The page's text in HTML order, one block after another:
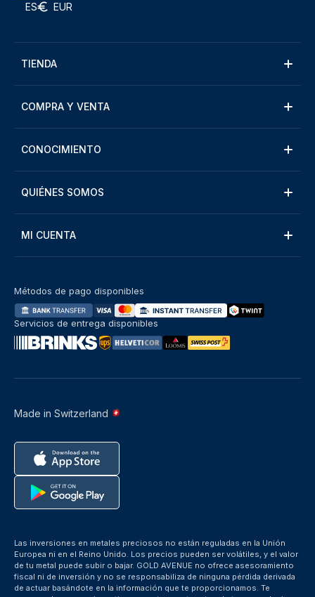
ES EUR
TIENDA
COMPRA Y VENTA
CONOCIMIENTO
QUIÉNES SOMOS
MI CUENTA
Made in Switzerland
Métodos de pago disponibles
Servicios de entrega disponibles
Las inversiones en metales preciosos no están reguladas en la Unión
Europea ni en el Reino Unido. Los precios pueden ser volátiles, y el valor
de tu metal puede subir o bajar. GOLD AVENUE no ofrece asesoramiento
fiscal ni de inversión y no se responsabiliza de ninguna pérdida derivada
de actuar basándote en la información que te proporcionamos. Te